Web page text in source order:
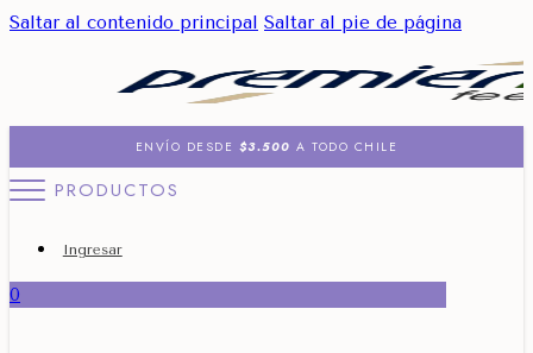
Saltar al contenido principal Saltar al pie de página
ENVÍO DESDE $3.500 A TODO CHILE
PRODUCTOS
Ingresar
0